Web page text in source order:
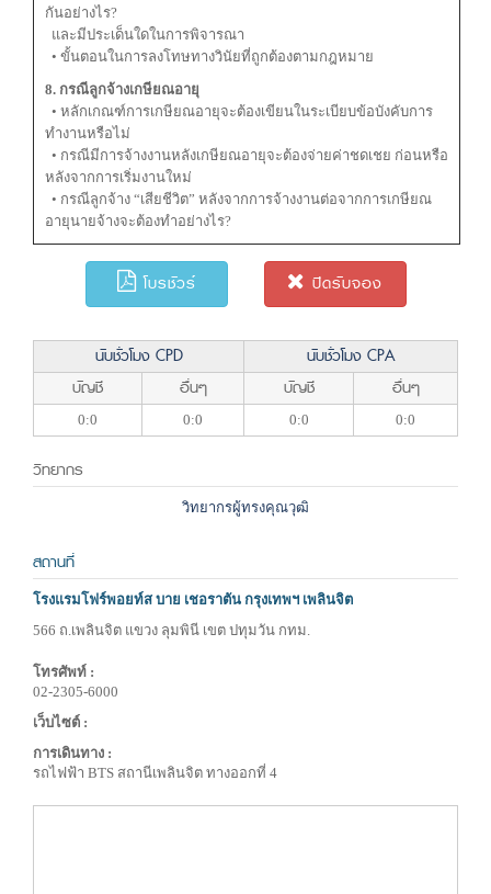
กันอย่างไร?
และมีประเด็นใดในการพิจารณา
• ขั้นตอนในการลงโทษทางวินัยที่ถูกต้องตามกฎหมาย
8. กรณีลูกจ้างเกษียณอายุ
• หลักเกณฑ์การเกษียณอายุจะต้องเขียนในระเบียบข้อบังคับการ
ทำงานหรือไม่
• กรณีมีการจ้างงานหลังเกษียณอายุจะต้องจ่ายค่าชดเชย ก่อนหรือ
หลังจากการเริ่มงานใหม่
• กรณีลูกจ้าง “เสียชีวิต” หลังจากการจ้างงานต่อจากการเกษียณ
อายุนายจ้างจะต้องทำอย่างไร?
โบรชัวร์ ปิดรับจอง
นับชั่วโมง CPD
นับชั่วโมง CPA
บัญชี
อื่นๆ บัญชี อื่นๆ
0:0 0:0 0:0 0:0
วิทยากร
วิทยากรผู้ทรงคุณวุฒิ
สถานที่
โรงแรมโฟร์พอยท์ส บาย เชอราตัน กรุงเทพฯ เพลินจิต
566 ถ.เพลินจิต แขวง ลุมพินี เขต ปทุมวัน กทม.
โทรศัพท์ :
02-2305-6000
เว็บไซต์ :
การเดินทาง :
รถไฟฟ้า BTS สถานีเพลินจิต ทางออกที่ 4